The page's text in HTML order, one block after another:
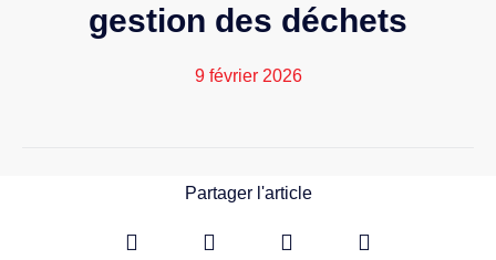
gestion des déchets
9 février 2026
Partager l'article